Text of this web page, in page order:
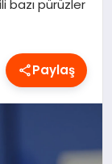
bazı pürüzler
Paylaş